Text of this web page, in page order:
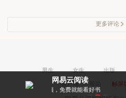
更多评论
男生 女生 出版
客户端
触屏
网易云阅读
免费就能看好书 网易出品，看不累